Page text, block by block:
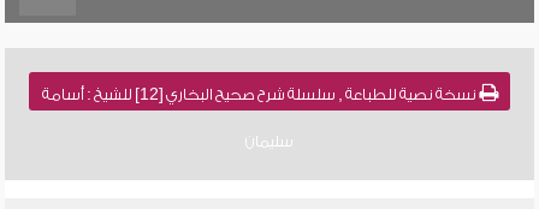
نسخة نصية للطباعة , سلسلة شرح صحيح البخاري [12] للشيخ : أسامة
سليمان